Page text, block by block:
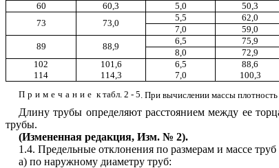
60
60,3 5,0 50,3
73
73,0
5,5 62,0
7,0
59,0
89
88,9
6,5 75,9
8,0
72,9
102
101,6 6,5 88,6
114
114,3 7,0 100,3
Примечание ктабл. 2 - 5 . При вычислении массы
Длину трубы определяют расстоянием между ее
трубы.
(Измененная редакция, Изм. № 2).
1.4. Предельные отклонения по размерам и массе
а) по наружному диаметру труб: